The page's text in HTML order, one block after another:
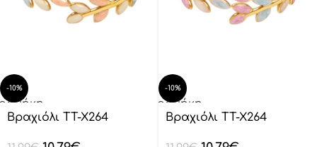
-10%
Βραχιόλι TT-X264
-10%
Προσθήκη
καλάθι
Βραχιόλι TT-X264